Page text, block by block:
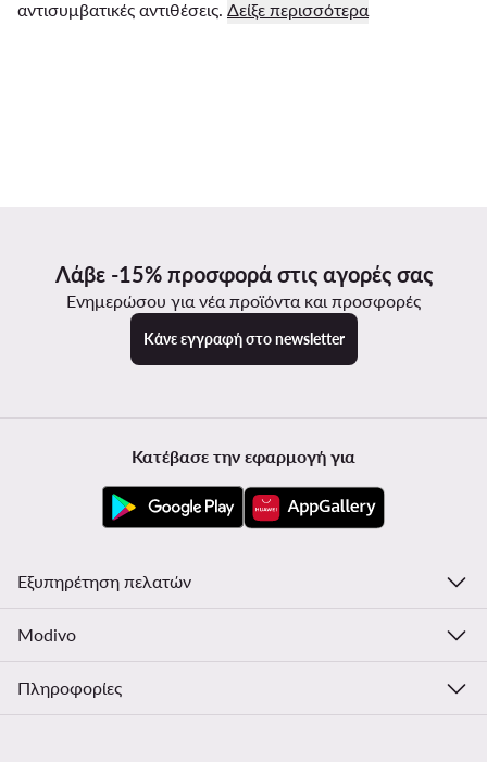
αντισυμβατικές αντιθέσεις. Δείξε περισσότερα
Λάβε -15% προσφορά στις αγορές σας
Ενημερώσου για νέα προϊόντα και προσφορές
Κάνε εγγραφή στο newsletter
Κατέβασε την εφαρμογή για
Εξυπηρέτηση πελατών
Modivo
Πληροφορίες